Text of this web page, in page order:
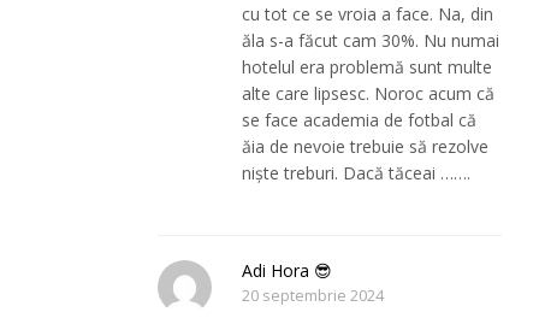
cu tot ce se vroia a face. Na, din
ăla s-a făcut cam 30%. Nu numai
hotelul era problemă sunt multe
alte care lipsesc. Noroc acum că
se face academia de fotbal că
ăia de nevoie trebuie să rezolve
niște treburi. Dacă tăceai …….
Adi Hora 😎
20 septembrie 2024